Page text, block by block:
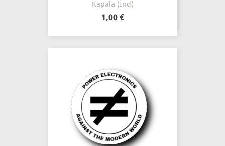
Kapala (Ind)
1,00 €